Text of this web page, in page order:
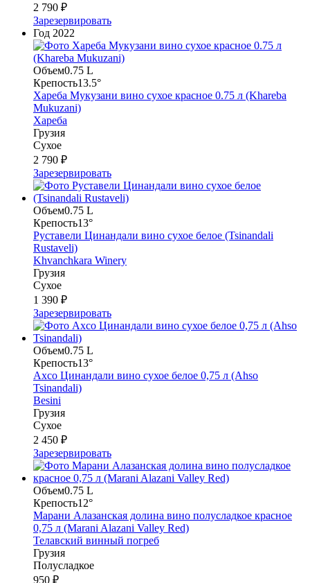
2 790 ₽
Зарезервировать
Год 2022
Объем0.75 L
Крепость13.5°
Хареба Мукузани вино сухое красное 0.75 л (Khareba
Mukuzani)
Хареба
Грузия
Сухое
2 790 ₽
Зарезервировать
Объем0.75 L
Крепость13°
Руставели Цинандали вино сухое белое (Tsinandali
Rustaveli)
Khvanchkara Winery
Грузия
Сухое
1 390 ₽
Зарезервировать
Объем0.75 L
Крепость13°
Ахсо Цинандали вино сухое белое 0,75 л (Ahso
Tsinandali)
Besini
Грузия
Сухое
2 450 ₽
Зарезервировать
Объем0.75 L
Крепость12°
Марани Алазанская долина вино полусладкое красное
0,75 л (Marani Alazani Valley Red)
Телавский винный погреб
Грузия
Полусладкое
950 ₽